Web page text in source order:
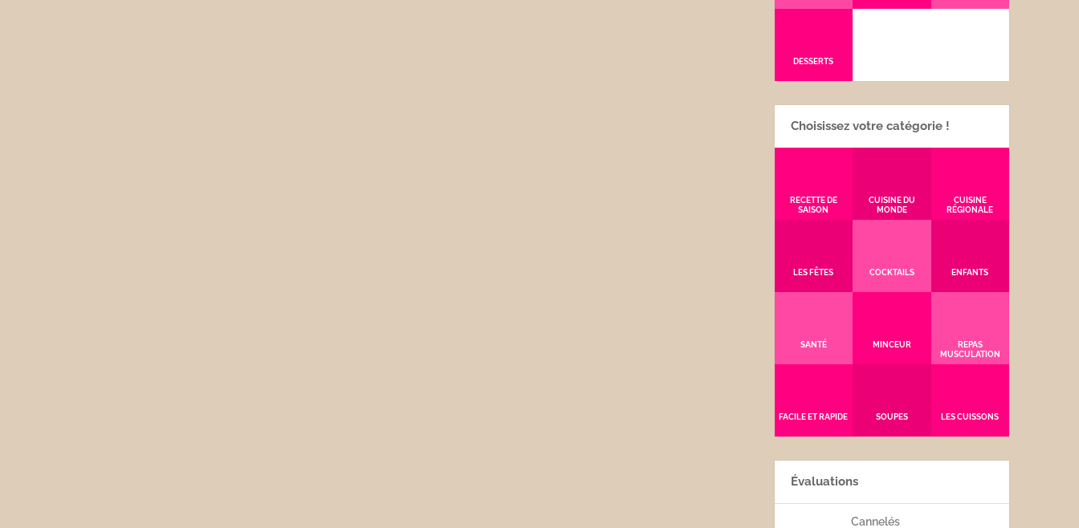
DESSERTS
Choisissez votre catégorie !
RECETTE DE
SAISON
CUISINE DU
MONDE
CUISINE
RÉGIONALE
LES FÊTES COCKTAILS ENFANTS
SANTÉ MINCEUR
REPAS
MUSCULATION
FACILE ET RAPIDE SOUPES LES CUISSONS
Évaluations
Cannelés